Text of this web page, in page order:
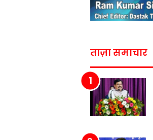
ताज़ा समाचार